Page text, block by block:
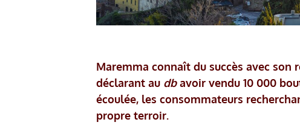
Maremma connaît du succès avec son
déclarant au dbavoir vendu 10 000
écoulée, les consommateurs
propre terroir.